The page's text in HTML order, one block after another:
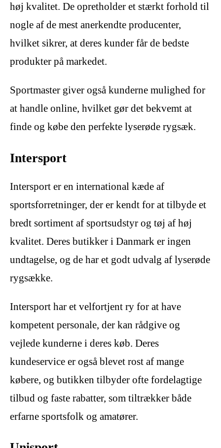
høj kvalitet. De opretholder et stærkt forhold til
nogle af de mest anerkendte producenter,
hvilket sikrer, at deres kunder får de bedste
produkter på markedet.
Sportmaster giver også kunderne mulighed for
at handle online, hvilket gør det bekvemt at
finde og købe den perfekte lyserøde rygsæk.
Intersport
Intersport er en international kæde af
sportsforretninger, der er kendt for at tilbyde et
bredt sortiment af sportsudstyr og tøj af høj
kvalitet. Deres butikker i Danmark er ingen
undtagelse, og de har et godt udvalg af lyserøde
rygsække.
Intersport har et velfortjent ry for at have
kompetent personale, der kan rådgive og
vejlede kunderne i deres køb. Deres
kundeservice er også blevet rost af mange
købere, og butikken tilbyder ofte fordelagtige
tilbud og faste rabatter, som tiltrækker både
erfarne sportsfolk og amatører.